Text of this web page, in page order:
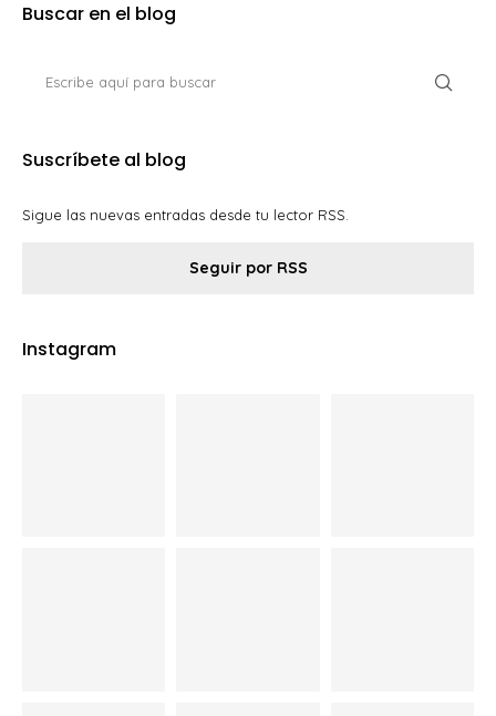
Buscar en el blog
Suscríbete al blog
Sigue las nuevas entradas desde tu lector RSS.
Seguir por RSS
Instagram